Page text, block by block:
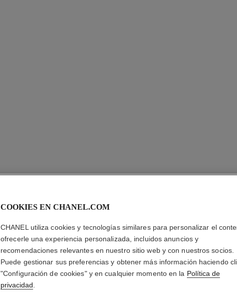
HUILE
Les Exclusifs de
Cabello
Más información
COOKIES EN CHANEL.COM
CHANEL utiliza cookies y tecnologías similares para personalizar el
ofrecerle una experiencia personalizada, incluidos anuncios y
recomendaciones relevantes en nuestro sitio web y con nuestros socios.
Puede gestionar sus preferencias y obtener más información haciendo
"Configuración de cookies" y en cualquier momento en la Política de
privacidad